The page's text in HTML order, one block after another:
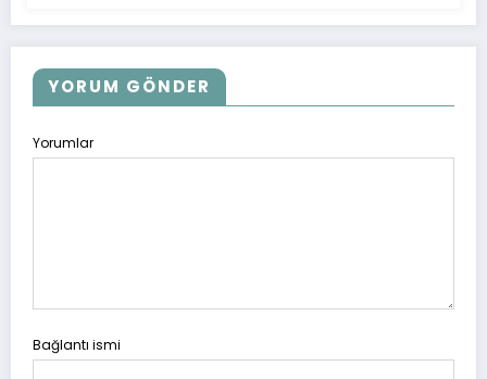
YORUM GÖNDER
Yorumlar
Bağlantı ismi